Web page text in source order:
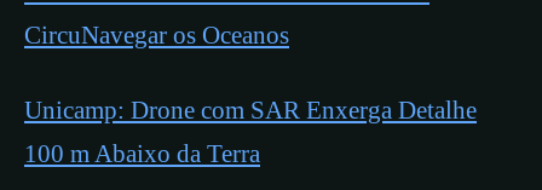
CircuNavegar os Oceanos
Unicamp: Drone com SAR Enxerga Detalhe
100 m Abaixo da Terra